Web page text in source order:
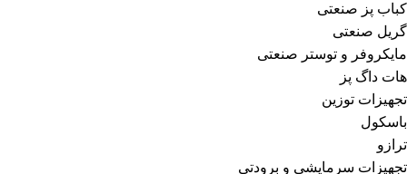
کباب پز صنعتی
گریل صنعتی
مایکروفر و توستر صنعتی
هات داگ پز
تجهیزات توزین
باسکول
ترازو
تجهیزات سرمایشی و برودتی